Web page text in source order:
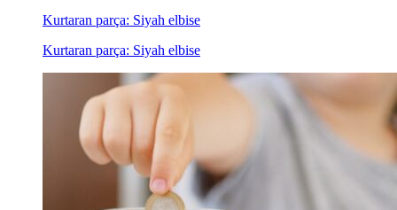
Kurtaran parça: Siyah elbise
Kurtaran parça: Siyah elbise